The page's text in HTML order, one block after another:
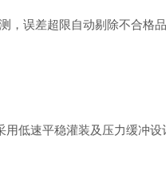
误差超限自动剔除不合格品
速平稳灌装及压力缓冲设